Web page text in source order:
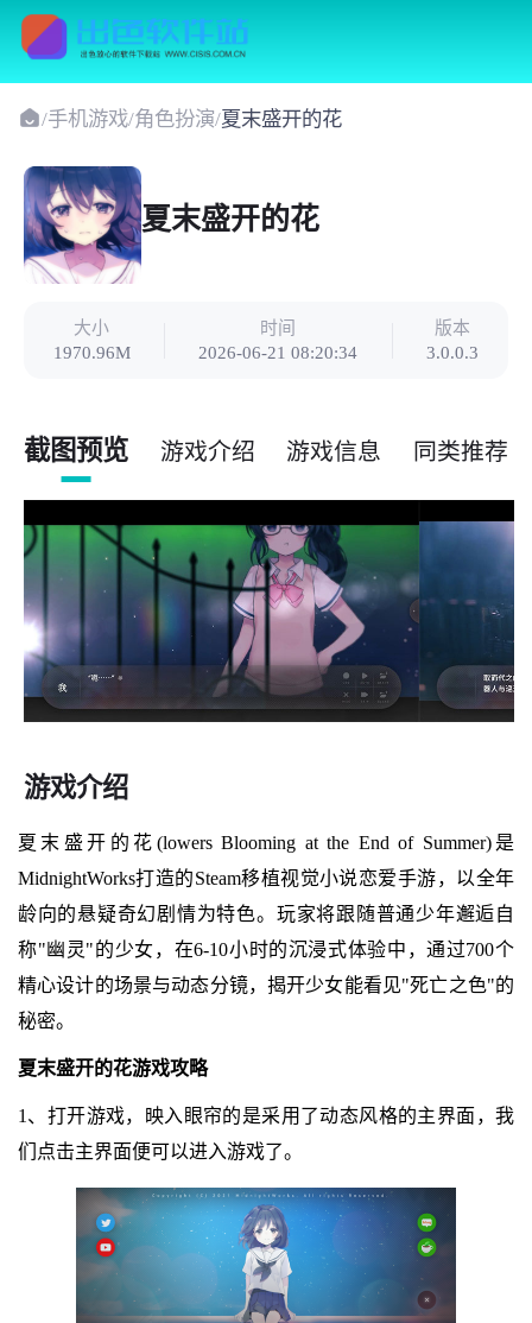
/手机游戏/角色扮演/夏末盛开的花
夏末盛开的花
大小
1970.96M
时间
2026-06-21 08:20:34
版本
3.0.0.3
截图预览 游戏介绍 游戏信息 同类推荐
游戏介绍
夏末盛开的花(lowers Blooming at the End of Summer)是
MidnightWorks打造的Steam移植视觉小说恋爱手游，以全年
龄向的悬疑奇幻剧情为特色。玩家将跟随普通少年邂逅自
称"幽灵"的少女，在6-10小时的沉浸式体验中，通过700个
精心设计的场景与动态分镜，揭开少女能看见"死亡之色"的
秘密。
夏末盛开的花游戏攻略
1、打开游戏，映入眼帘的是采用了动态风格的主界面，我
们点击主界面便可以进入游戏了。